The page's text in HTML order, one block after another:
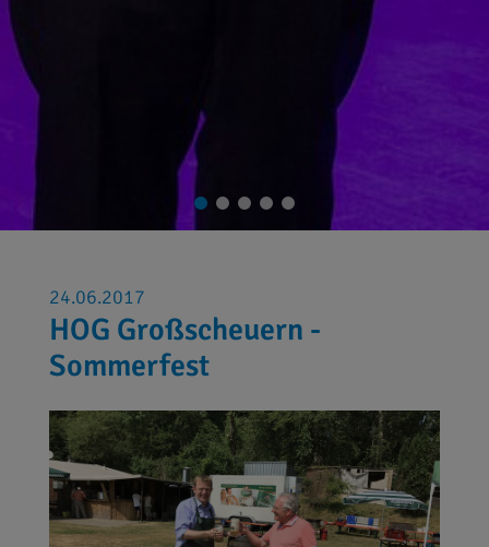
24.06.2017
HOG Großscheuern -
Sommerfest